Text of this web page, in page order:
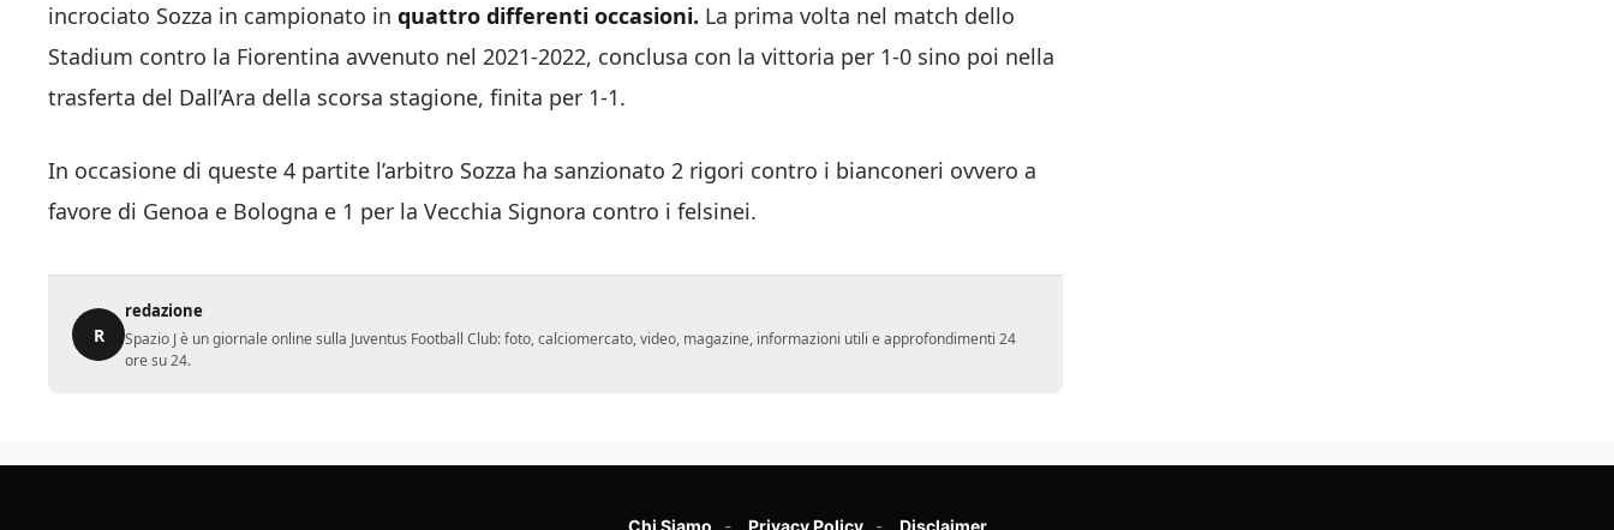
incrociato Sozza in campionato in quattro differenti occasioni. La prima volta nel match dello
Stadium contro la Fiorentina avvenuto nel 2021-2022, conclusa con la vittoria per 1-0 sino poi nella
trasferta del Dall’Ara della scorsa stagione, finita per 1-1.
In occasione di queste 4 partite l’arbitro Sozza ha sanzionato 2 rigori contro i bianconeri ovvero a
favore di Genoa e Bologna e 1 per la Vecchia Signora contro i felsinei.
R
redazione
Spazio J è un giornale online sulla Juventus Football Club: foto, calciomercato, video, magazine, informazioni utili e approfondimenti 24
ore su 24.
Chi Siamo Privacy Policy Disclaimer